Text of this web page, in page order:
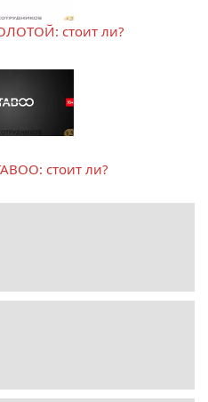
стоит ли?
стоит ли?